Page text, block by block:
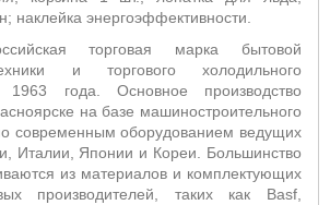
наклейка энергоэффективности.
торговая марка бытовой
и торгового холодильного
1963 года. Основное производство
на базе машиностроительного
современным оборудованием ведущих
Италии, Японии и Кореи. Большинство
из материалов и комплектующих
производителей, таких как Basf,